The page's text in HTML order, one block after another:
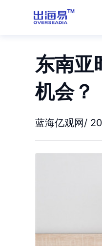
东南亚
机会？
蓝海亿观网/